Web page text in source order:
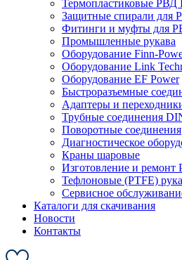
Термопластиковые РВД
Защитные спирали для
Фитинги и муфты для
Промышленные рукава
Оборудование Finn-
Оборудование Link
Оборудование EF Power
Быстроразъемные
Адаптеры и
Трубные соединения
Поворотные соединения
Диагностическое
Краны шаровые
Изготовление и ремонт
Тефлоновые (PTFE)
Сервисное
Каталоги для скачивания
Новости
Контакты